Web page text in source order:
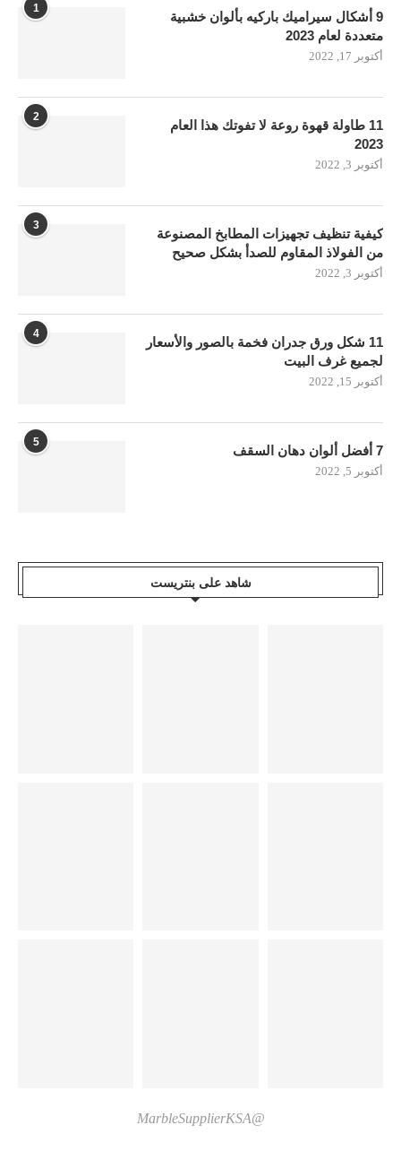
1
9 أشكال سيراميك باركيه بألوان خشبية
متعددة لعام 2023
أكتوبر 17, 2022
2
11 طاولة قهوة روعة لا تفوتك هذا العام
2023
أكتوبر 3, 2022
3
كيفية تنظيف تجهيزات المطابخ المصنوعة
من الفولاذ المقاوم للصدأ بشكل صحيح
أكتوبر 3, 2022
4
11 شكل ورق جدران فخمة بالصور والأسعار
لجميع غرف البيت
أكتوبر 15, 2022
5
7 أفضل ألوان دهان السقف
أكتوبر 5, 2022
شاهد على بنتريست
@MarbleSupplierKSA